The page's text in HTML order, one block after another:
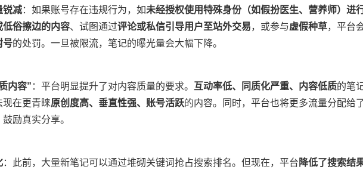
锐减​​：如果账号存在违规行为，如​未经授权使用特殊身份（如假扮医生、营养师）进
低俗擦边的内容​​、试图通过​​评论或私信引导用户至站外交易​​，或参与​​虚假种草​，平台
号​​的处罚。一旦被限流，笔记的曝光量会大幅下降。
内容”​ ​：平台明显提升了对内容质量的要求。​ ​互动率低、同质化严重、内容低质​的笔
在更青睐​​原创度高、垂直性强、账号活跃​的内容。同时，平台也将更多流量分配给
鼓励真实分享。
​：此前，大量新笔记可以通过堆砌关键词抢占搜索排名。但现在，平台​ 降低了搜索结